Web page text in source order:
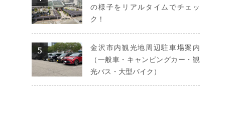
の様子をリアルタイムでチェッ
ク！
金沢市内観光地周辺駐車場案内
（一般車・キャンピングカー・観
光バス・大型バイク）
詳細はこちら